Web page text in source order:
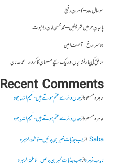
سو سال بعد – کامران رفیع
پاسبانِ حرمین شریفین – محمد محسن خان راجپوت
دوسرا رخ – آصف امین
منافق کی چار نشانیاں اور ایک سچے مسلمان کا کردار – محمد عدنان
Recent Comments
طاہرہ مسعودازجہاں دائرے ختم ہوتے ہیں- نعیم اللہ باجوہ
طاہرہ مسعودازجہاں دائرے ختم ہوتے ہیں- نعیم اللہ باجوہ
Sabaازجب جذبات خبر بن جائیں – فاطمۃالزہرہ